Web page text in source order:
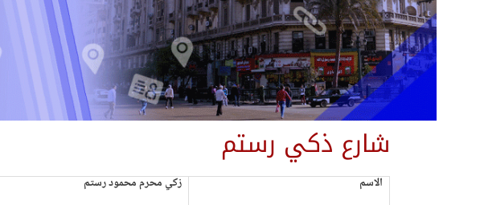
شارع ذكي رستم
الاسم
زكي محرم محمود رستم